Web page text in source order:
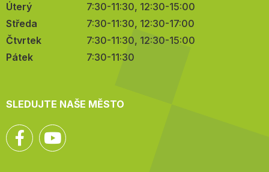
Úterý
7:30-11:30, 12:30-15:00
Středa
7:30-11:30, 12:30-17:00
Čtvrtek
7:30-11:30, 12:30-15:00
Pátek
7:30-11:30
SLEDUJTE NAŠE MĚSTO
Facebook